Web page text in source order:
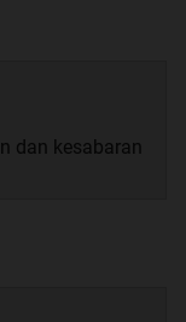
dan kesabaran